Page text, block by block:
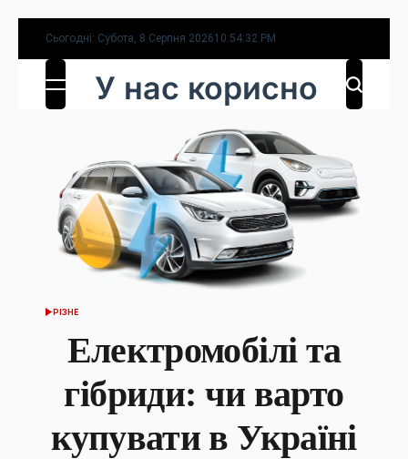
Перейти
до
вмісту
Сьогодні: Субота, 8 Серпня 202610:54:33 PM
У нас корисно
ОПУБЛІКУВАТИ
РІЗНЕ
Електромобілі та
гібриди: чи варто
купувати в Україні